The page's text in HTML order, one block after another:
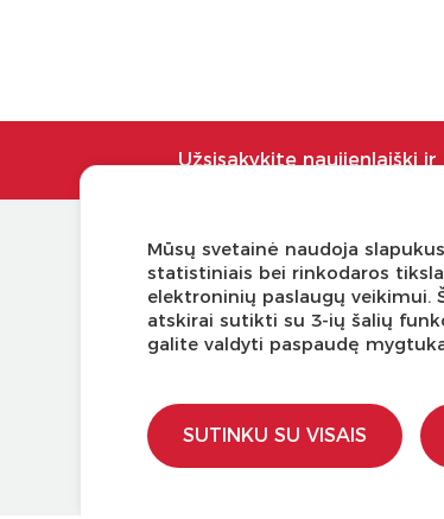
Užsisakykite naujienlaiškį
KLIENTŲ APTARNAVIMAS
Pirkimo – pardavimo taisyklės
Pristatymas ir grąžinimas
Apmokėjimo būdai
Privatumo taisyklės
Mūsų svetainė naudoja
statistiniais bei rinkodaros
elektroninių paslaugų veikimui.
atskirai sutikti su 3-ių šalių
galite valdyti paspaudę
SUTINKU SU VISAIS